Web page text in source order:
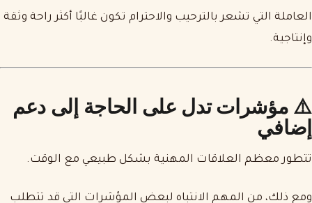
العاملة التي تشعر بالترحيب والاحترام تكون غالبًا أكثر راحة وثقة
وإنتاجية.
⚠️ مؤشرات تدل على الحاجة إلى دعم
إضافي
تتطور معظم العلاقات المهنية بشكل طبيعي مع الوقت.
ومع ذلك، من المهم الانتباه لبعض المؤشرات التي قد تتطلب